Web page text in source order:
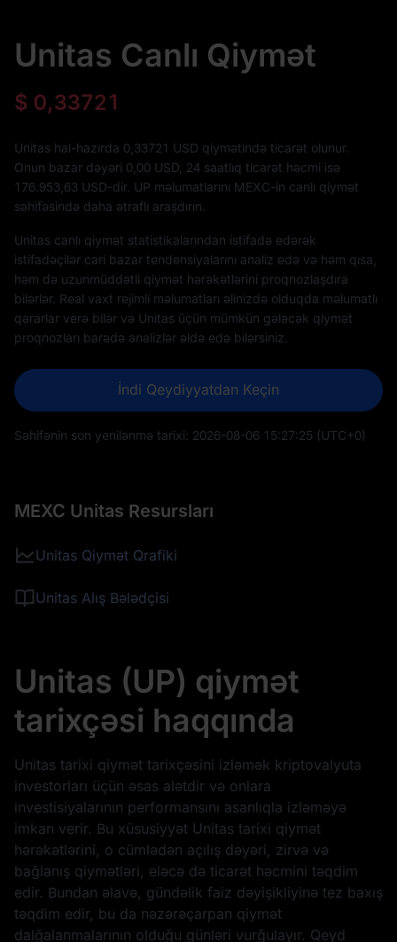
Unitas Canlı Qiymət
$ 0,33721
Unitas hal-hazırda 0,33721 USD qiymətində ticarət olunur.
Onun bazar dəyəri 0,00 USD, 24 saatlıq ticarət həcmi isə
176.953,63 USD-dir. UP məlumatlarını MEXC-in canlı qiymət
səhifəsində daha ətraflı araşdırın.
Unitas canlı qiymət statistikalarından istifadə edərək
istifadəçilər cari bazar tendensiyalarını analiz edə və həm qısa,
həm də uzunmüddətli qiymət hərəkətlərini proqnozlaşdıra
bilərlər. Real vaxt rejimli məlumatları əlinizdə olduqda məlumatlı
qərarlar verə bilər və Unitas üçün mümkün gələcək qiymət
proqnozları barədə analizlər əldə edə bilərsiniz.
İndi Qeydiyyatdan Keçin
Səhifənin son yenilənmə tarixi: 2026-08-06 15:27:25 (UTC+0)
MEXC Unitas Resursları
Unitas Qiymət Qrafiki
Unitas Alış Bələdçisi
Unitas (UP) qiymət
tarixçəsi haqqında
Unitas tarixi qiymət tarixçəsini izləmək kriptovalyuta
investorları üçün əsas alətdir və onlara
investisiyalarının performansını asanlıqla izləməyə
imkan verir. Bu xüsusiyyət Unitas tarixi qiymət
hərəkətlərini, o cümlədən açılış dəyəri, zirvə və
bağlanış qiymətləri, eləcə də ticarət həcmini təqdim
edir. Bundan əlavə, gündəlik faiz dəyişikliyinə tez baxış
təqdim edir, bu da nəzərəçarpan qiymət
dalğalanmalarının olduğu günləri vurğulayır. Qeyd